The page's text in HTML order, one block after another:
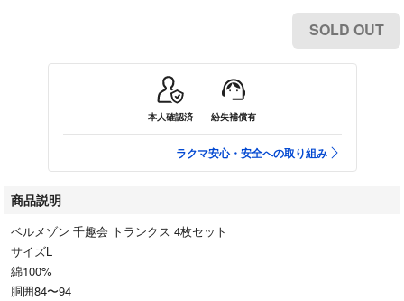
SOLD OUT
本人確認済 紛失補償有
ラクマ安心・安全への取り組み
商品説明
ベルメゾン 千趣会 トランクス 4枚セット
サイズL
綿100%
胴囲84〜94